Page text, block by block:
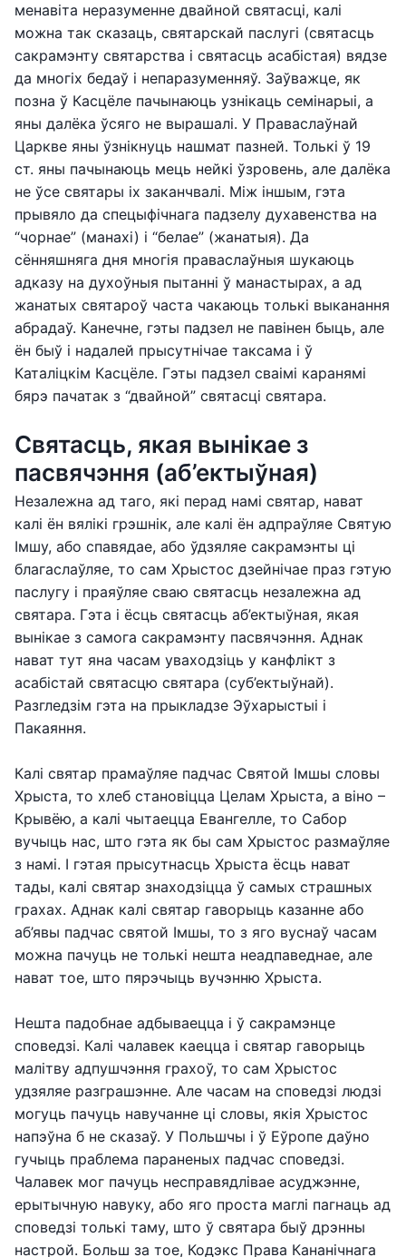
менавіта неразуменне двайной святасці, калі
можна так сказаць, святарскай паслугі (святасць
сакрамэнту святарства і святасць асабістая) вядзе
да многіх бедаў і непаразуменняў. Заўважце, як
позна ў Касцёле пачынаюць узнікаць семінарыі, а
яны далёка ўсяго не вырашалі. У Праваслаўнай
Царкве яны ўзнікнуць нашмат пазней. Толькі ў 19
ст. яны пачынаюць мець нейкі ўзровень, але далёка
не ўсе святары іх заканчвалі. Між іншым, гэта
прывяло да спецыфічнага падзелу духавенства на
“чорнае” (манахі) і “белае” (жанатыя). Да
сённяшняга дня многія праваслаўныя шукаюць
адказу на духоўныя пытанні ў манастырах, а ад
жанатых святароў часта чакаюць толькі выканання
абрадаў. Канечне, гэты падзел не павінен быць, але
ён быў і надалей прысутнічае таксама і ў
Каталіцкім Касцёле. Гэты падзел сваімі каранямі
бярэ пачатак з “двайной” святасці святара.
Святасць, якая вынікае з
пасвячэння (аб’ектыўная)
Незалежна ад таго, які перад намі святар, нават
калі ён вялікі грэшнік, але калі ён адпраўляе Святую
Імшу, або спавядае, або ўдзяляе сакрамэнты ці
благаслаўляе, то сам Хрыстос дзейнічае праз гэтую
паслугу і праяўляе сваю святасць незалежна ад
святара. Гэта і ёсць святасць аб’ектыўная, якая
вынікае з самога сакрамэнту пасвячэння. Аднак
нават тут яна часам уваходзіць у канфлікт з
асабістай святасцю святара (суб’ектыўнай).
Разгледзім гэта на прыкладзе Эўхарыстыі і
Пакаяння.
Калі святар прамаўляе падчас Святой Імшы словы
Хрыста, то хлеб становіцца Целам Хрыста, а віно –
Крывёю, а калі чытаецца Евангелле, то Сабор
вучыць нас, што гэта як бы сам Хрыстос размаўляе
з намі. І гэтая прысутнасць Хрыста ёсць нават
тады, калі святар знаходзіцца ў самых страшных
грахах. Аднак калі святар гаворыць казанне або
аб’явы падчас святой Імшы, то з яго вуснаў часам
можна пачуць не толькі нешта неадпаведнае, але
нават тое, што пярэчыць вучэнню Хрыста.
Нешта падобнае адбываецца і ў сакрамэнце
споведзі. Калі чалавек каецца і святар гаворыць
малітву адпушчэння грахоў, то сам Хрыстос
удзяляе разграшэнне. Але часам на споведзі людзі
могуць пачуць навучанне ці словы, якія Хрыстос
напэўна б не сказаў. У Польшчы і ў Еўропе даўно
гучыць праблема параненых падчас споведзі.
Чалавек мог пачуць несправядлівае асуджэнне,
ерытычную навуку, або яго проста маглі пагнаць ад
споведзі толькі таму, што ў святара быў дрэнны
настрой. Больш за тое, Кодэкс Права Кананічнага